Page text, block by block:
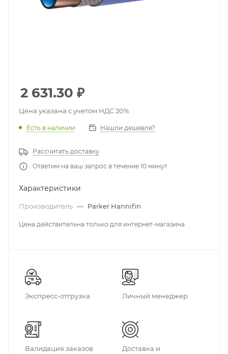
2 631.30 ₽
Цена указана с учетом НДС 20%
Есть в наличии Нашли дешевле?
Рассчитать доставку
Ответим на ваш запрос в течение 10 минут
Характеристики
Производитель — Parker Hannifin
Цена действительна только для интернет-магазина
Экспресс-отгрузка Личный менеджер
Валидация заказов
Доставка и